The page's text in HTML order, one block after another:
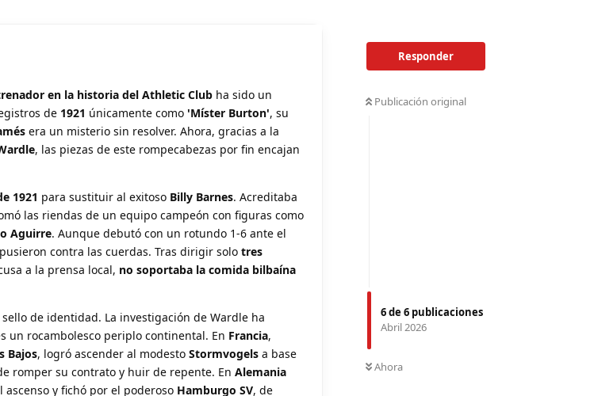
Responder
Publicación original
6de 6 publicaciones
Abril 2026
Ahora
en la historia del Athletic Club ha sido un
de 1921 únicamente como 'Míster Burton', su
era un misterio sin resolver. Ahora, gracias a la
, las piezas de este rompecabezas por fin encajan
1921 para sustituir al exitoso Billy Barnes. Acreditaba
las riendas de un equipo campeón con figuras como
Aguirre. Aunque debutó con un rotundo 1-6 ante el
contra las cuerdas. Tras dirigir solo tres
a la prensa local, no soportaba la comida bilbaína
de identidad. La investigación de Wardle ha
un rocambolesco periplo continental. En Francia,
Bajos, logró ascender al modesto Stormvogels a base
romper su contrato y huir de repente. En Alemania
ascenso y fichó por el poderoso Hamburgo SV, de